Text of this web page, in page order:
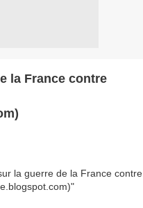
la France contre